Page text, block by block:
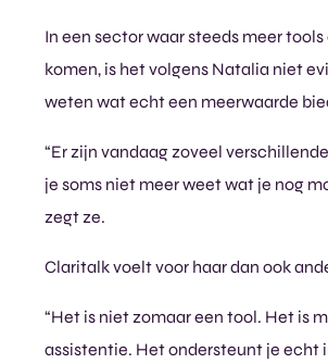
In een sector waar steeds meer
komen, is het volgens Natalia niet
weten wat echt een meerwaarde
“Er zijn vandaag zoveel
je soms niet meer weet wat je nog
zegt ze.
Claritalk voelt voor haar dan ook
“Het is niet zomaar een tool. Het is
assistentie. Het ondersteunt je echt